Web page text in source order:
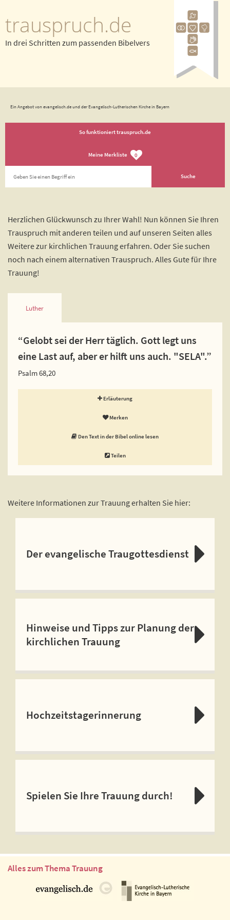
trauspruch.de
In drei Schritten zum passenden Bibelvers
Ein Angebot von evangelisch.de und der Evangelisch-Lutherischen Kirche in Bayern
So funktioniert trauspruch.de
Meine Merkliste 0
Herzlichen Glückwunsch zu Ihrer Wahl! Nun können Sie Ihren
Trauspruch mit anderen teilen und auf unseren Seiten alles
Weitere zur kirchlichen Trauung erfahren. Oder Sie suchen
noch nach einem alternativen Trauspruch. Alles Gute für Ihre
Trauung!
Luther
“Gelobt sei der Herr täglich. Gott legt uns
eine Last auf, aber er hilft uns auch. "SELA".”
Psalm 68,20
Erläuterung
Merken
Den Text in der Bibel online lesen
Teilen
Weitere Informationen zur Trauung erhalten Sie hier:
Der evangelische Traugottesdienst
Hinweise und Tipps zur Planung der
kirchlichen Trauung
Hochzeitstagerinnerung
Spielen Sie Ihre Trauung durch!
Alles zum Thema Trauung